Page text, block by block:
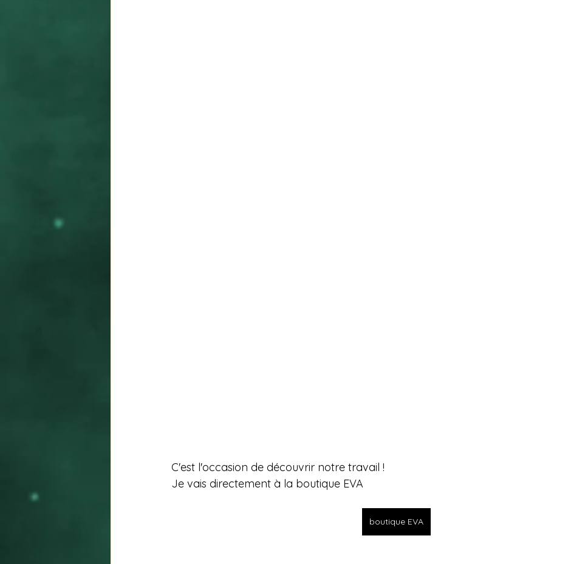
C'est l'occasion de découvrir notre travail !
Je vais directement à la boutique EVA
boutique EVA